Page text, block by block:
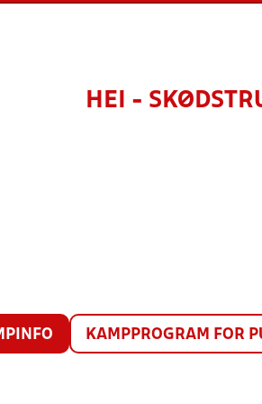
HEI -
KAMPPROGRAM FOR